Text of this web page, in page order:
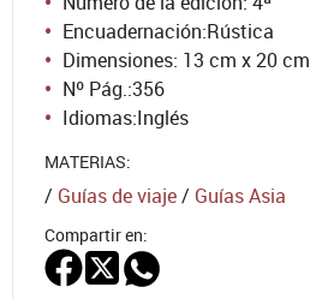
Encuadernación:Rústica
Dimensiones: 13 cm x 20 cm
Nº Pág.:356
Idiomas:Inglés
MATERIAS:
/ Guías de viaje/ Guías Asia
Compartir en: